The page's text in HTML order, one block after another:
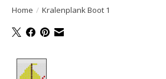
Home / Kralenplank Boot 1